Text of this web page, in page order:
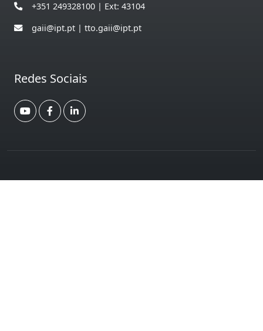
+351 249328100 | Ext: 43104
gaii@ipt.pt | tto.gaii@ipt.pt
Redes Sociais